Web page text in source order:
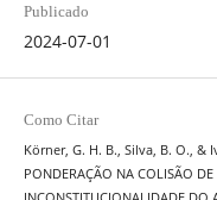
Publicado
2024-07-01
Como Citar
Körner, G. H. B., Silva, B. O., &
PONDERAÇÃO NA COLISÃO